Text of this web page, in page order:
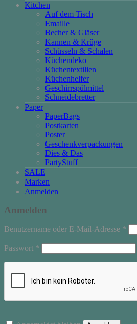
Kitchen
Auf dem Tisch
Emaille
Becher & Gläser
Kannen & Krüge
Schüsseln & Schalen
Küchendeko
Küchentextilien
Küchenhelfer
Geschirrspülmittel
Schneidebretter
Paper
PaperBags
Postkarten
Poster
Geschenkverpackungen
Dies & Das
PartyStuff
SALE
Marken
Anmelden
Anmelden
Benutzername oder E-Mail-Adresse *
Passwort *